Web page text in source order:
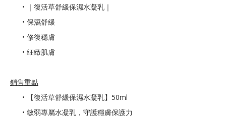
• ｜復活草舒緩保濕水凝乳｜
• 保濕舒緩
• 修復穩膚
• 細緻肌膚
銷售重點
•
【復活草舒緩保濕水凝乳】50ml
• 敏弱專屬水凝乳，守護穩膚保護力